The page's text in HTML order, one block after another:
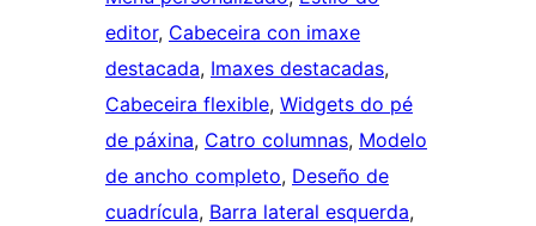
editor, Cabeceira con imaxe
destacada, Imaxes destacadas
Cabeceira flexible, Widgets do pé
de páxina, Catro columnas, Modelo
de ancho completo, Deseño de
cuadrícula, Barra lateral esquerda